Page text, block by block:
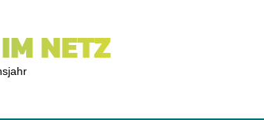
NETZ